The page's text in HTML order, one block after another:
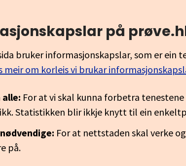
på
bruker informasjonskapslar, som er
meir om korleis vi brukar
alle: For at vi skal kunna forbetra
Statistikken blir ikkje knytt til ein
For at nettstaden skal verke
på.